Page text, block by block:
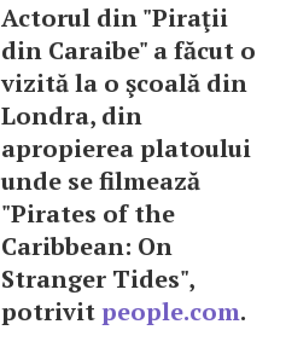
Actorul din "Piraţii
din Caraibe" a făcut o
vizită la o şcoală din
Londra, din
apropierea platoului
unde se filmează
"Pirates of the
Caribbean: On
Stranger Tides",
potrivitpeople.com.